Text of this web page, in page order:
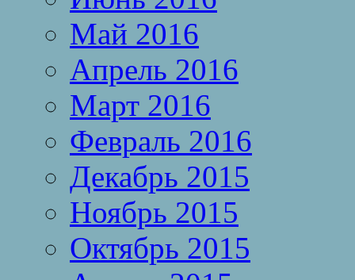
Май 2016
Апрель 2016
Март 2016
Февраль 2016
Декабрь 2015
Ноябрь 2015
Октябрь 2015